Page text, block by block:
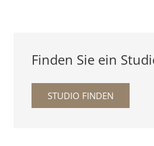
Finden Sie ein
STUDIO FINDEN